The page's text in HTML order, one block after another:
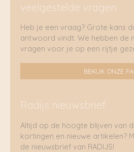
veelgestelde vragen
Heb je een vraag? Grote kans
antwoord vindt. We hebben de
vragen voor je op een rijtje
BEKIJK ONZE
Radijs nieuwsbrief
Altijd op de hoogte blijven van
kortingen en nieuwe artikelen?
de nieuwsbrief van RADIJS!